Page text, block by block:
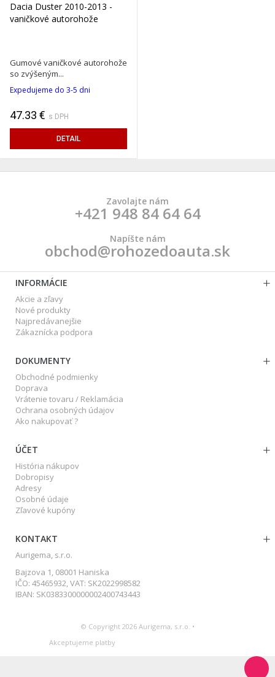
Dacia Duster 2010-2013 -
vaničkové autorohože
Gumové vaničkové autorohože
so zvýšeným...
Expedujeme do 3-5 dni
47.33 € s DPH
DETAIL
Zavolajte nám
+421 948 84 64 64
Napíšte nám
obchod@rohozedoauta.sk
INFORMÁCIE
Akcie a zľavy
Nové produkty
Najpredávanejšie
Zákaznícka podpora
DOKUMENTY
Obchodné podmienky
Doprava
Vrátenie tovaru / Reklamácia
Ochrana osobných údajov
Ako nakupovať ?
ÚČET
História nákupov
Dobropisy
Adresy
Osobné údaje
Zľavové kupóny
KONTAKT
Aurigema, s.r.o.
Bajzova 1, 08001 Haniska
IČO: 45465932, VAT: SK2022998582
IBAN: SK0383300000002400743443
© Copyright 2026 Aurigema, s.r.o. •
Akceptujeme platby